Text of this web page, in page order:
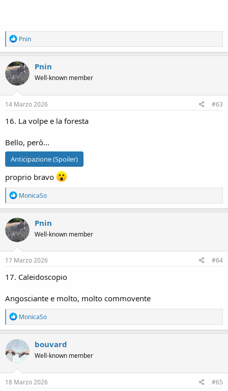
R
e
a
c
t
i
o
n
s
Pnin
Pnin
Well-known member
14 Marzo 2026 #63
16. La volpe e la foresta
Bello, però...
Anticipazione (Spoiler)
proprio bravo
R
e
a
c
t
i
o
n
s
MonicaSo
Pnin
Well-known member
17 Marzo 2026 #64
17. Caleidoscopio
Angosciante e molto, molto commovente
R
e
a
c
t
i
o
n
s
MonicaSo
bouvard
Well-known member
18 Marzo 2026 #65